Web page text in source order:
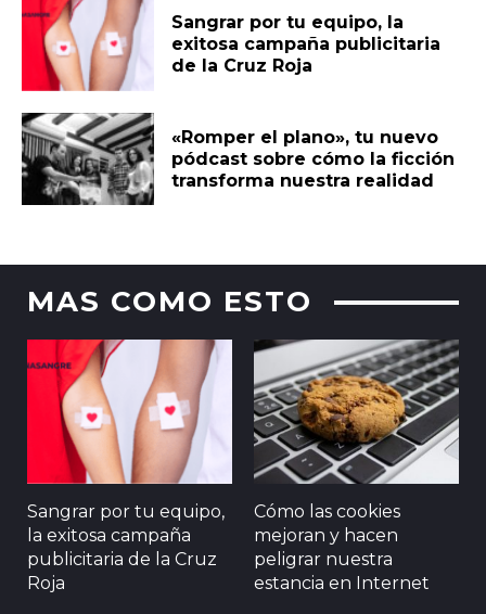
Sangrar por tu equipo, la
exitosa campaña publicitaria
de la Cruz Roja
«Romper el plano», tu nuevo
pódcast sobre cómo la ficción
transforma nuestra realidad
MAS COMO ESTO
Sangrar por tu equipo,
la exitosa campaña
publicitaria de la Cruz
Roja
Cómo las cookies
mejoran y hacen
peligrar nuestra
estancia en Internet